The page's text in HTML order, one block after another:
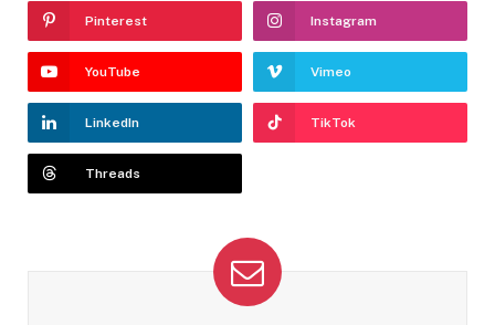
Pinterest Instagram
YouTube Vimeo
LinkedIn TikTok
Threads